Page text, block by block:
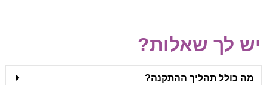
יש לך שאלות?
מה כולל תהליך ההתקנה?